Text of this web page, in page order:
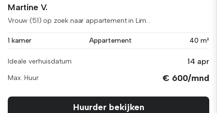
Martine V.
Vrouw (51) op zoek naar appartement in Lim...
1 kamer Appartement 40 m²
Ideale verhuisdatum 14 apr
Max. Huur € 600/mnd
Huurder bekijken